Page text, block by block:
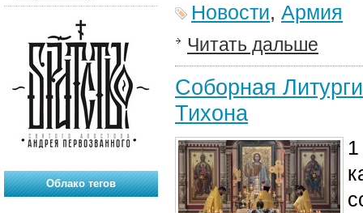
Новости, Армия
Читать дальше
Соборная
Тихона
Облако тегов